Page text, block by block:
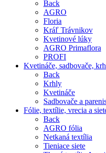
Back
AGRO
Floria
Kráľ Trávnikov
Kvetinové lúky
AGRO Primaflora
PROFI
Kvetináče, sadbovače,
Back
Krhly
Kvetináče
Sadbovače a
Fólie, textílie, vrecia a
Back
AGRO fólia
Netkaná textília
Tieniace siete